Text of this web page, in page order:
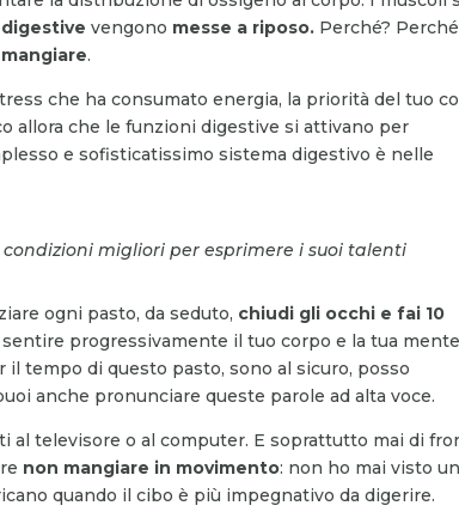
digestivevengono messe a riposo. Perché?
mangiare.
che ha consumato energia, la priorità del tuo
allora che le funzioni digestive si attivano per
e sofisticatissimo sistema digestivo è nelle
migliori per esprimere i suoi talenti
ogni pasto, da seduto, chiudi gli occhi e fai 10
progressivamente il tuo corpo e la tua mente
tempo di questo pasto, sono al sicuro, posso
anche pronunciare queste parole ad alta voce.
al televisore o al computer. E soprattutto mai di
non mangiare in movimento: non ho mai visto un
quando il cibo è più impegnativo da digerire.